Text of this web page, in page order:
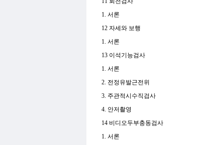
1. 서론
12 자세와 보행
1. 서론
13 이석기능검사
1. 서론
2. 전정유발근전위
3. 주관적시수직검사
4. 안저촬영
14 비디오두부충동검사
1. 서론